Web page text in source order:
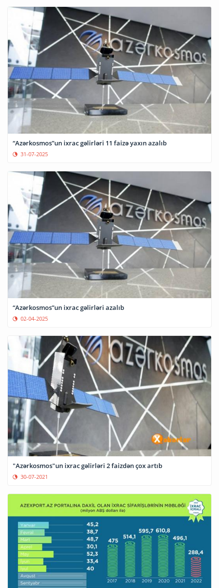
“Azərkosmos”un ixrac gəlirləri 11 faizə yaxın azalıb
31-07-2025
“Azərkosmos”un ixrac gəlirləri azalıb
02-04-2025
"Azərkosmos"un ixrac gəlirləri 2 faizdən çox artıb
30-07-2021